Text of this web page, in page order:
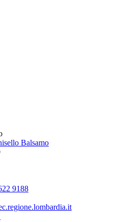
Balsamo
9188